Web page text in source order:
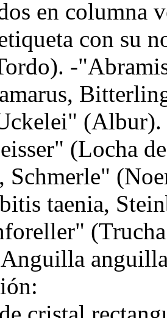
en columna
con su
-
(Locha
Schmerle"
taenia,